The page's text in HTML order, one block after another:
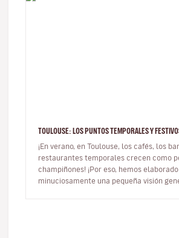
TOULOUSE: LOS PUNTOS TEMPORALES Y
¡En verano, en Toulouse, los cafés, los
restaurantes temporales crecen como
champiñones! ¡Por eso, hemos elaborado
minuciosamente una pequeña visión